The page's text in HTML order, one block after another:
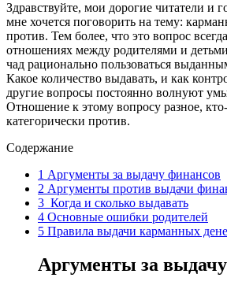
Здравствуйте, мои дорогие читатели и
мне хочется поговорить на тему:
против. Тем более, что это вопрос
отношениях между родителями и
чад рационально пользоваться
Какое количество выдавать, и как
другие вопросы постоянно волнуют
Отношение к этому вопросу разное, кто-
категорически против.
Содержание
1 Аргументы за выдачу финансов
2 Аргументы против выдачи
3 Когда и сколько выдавать
4 Основные ошибки родителей
5 Правила выдачи карманных
Аргументы за